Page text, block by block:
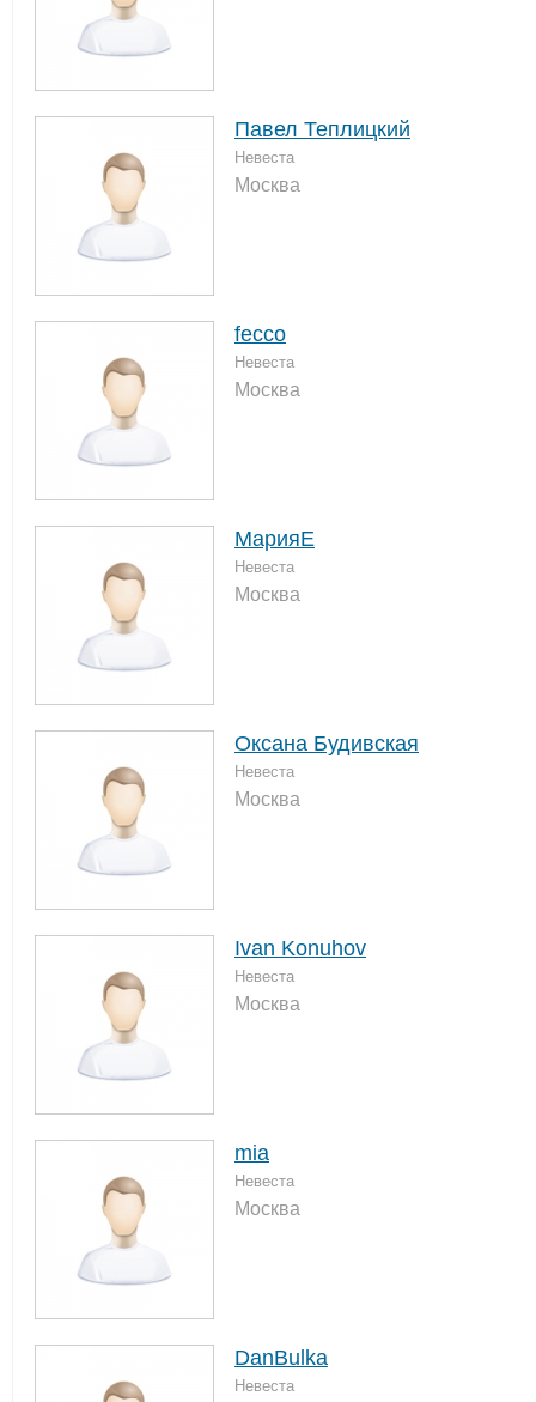
Павел Теплицкий
Невеста
Москва
fecco
Невеста
Москва
МарияЕ
Невеста
Москва
Оксана Будивская
Невеста
Москва
Ivan Konuhov
Невеста
Москва
mia
Невеста
Москва
DanBulka
Невеста